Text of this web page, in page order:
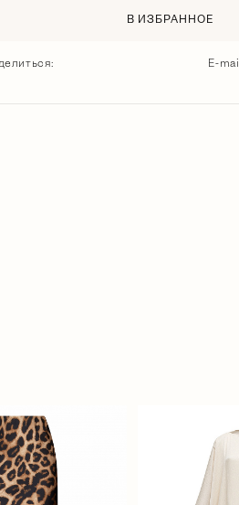
В ИЗБРАННОЕ
E-mail